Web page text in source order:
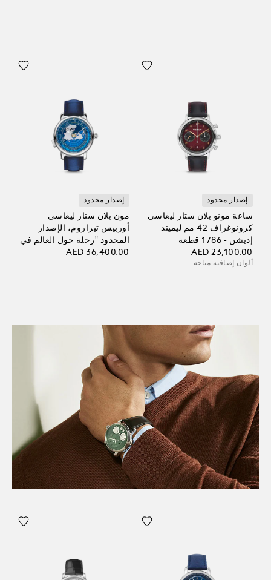
إصدار محدود
ساعة مونو بلان ستار ليغاسي
كرونوغراف 42 مم ليميتد
إديشن - 1786 قطعة
AED 23,100.00
ألوان إضافية متاحة
إصدار محدود
مون بلان ستار ليغاسي
أوربيس تيراروم، الإصدار
المحدود "رحلة حول العالم في
80 يومًا" - 360 قطعة
AED 36,400.00